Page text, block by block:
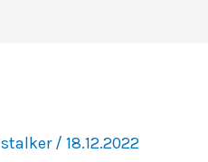
stalker/ 18.12.2022